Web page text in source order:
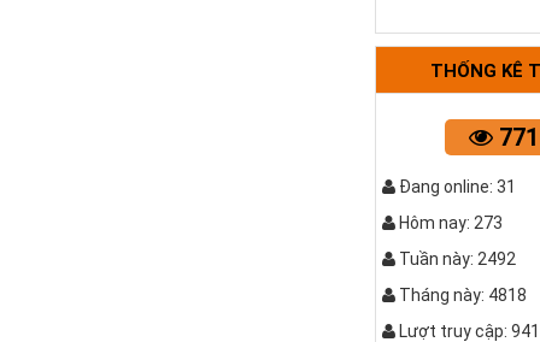
THỐNG KÊ
Đang online: 31
Hôm nay: 273
Tuần này: 2492
Tháng này: 4818
Lượt truy cập: